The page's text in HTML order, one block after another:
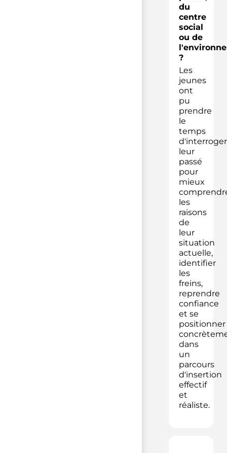
du
centre
social
ou de
?
Les
jeunes
ont
pu
prendre
le
temps
d'interroger
leur
passé
pour
mieux
les
raisons
de
leur
situation
actuelle,
identifier
les
freins,
reprendre
confiance
et se
positionner
dans
un
parcours
d'insertion
effectif
et
réaliste.